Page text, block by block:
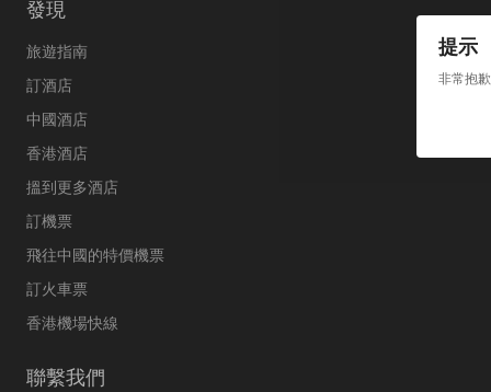
提示
非常抱
發現
旅遊指南
訂酒店
中國酒店
香港酒店
搵到更多酒店
訂機票
飛往中國的特價機票
訂火車票
香港機場快線
聯繫我們